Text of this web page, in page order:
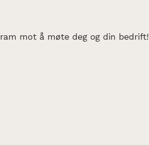
mot å møte deg og din bedrift!